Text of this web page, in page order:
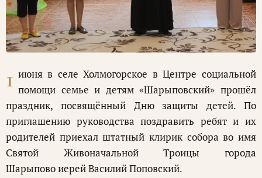
1 июня в селе Холмогорское в Центре социальной
помощи семье и детям «Шарыповский» прошёл
праздник, посвящённый Дню защиты детей. По
приглашению руководства поздравить ребят и их
родителей приехал штатный клирик собора во имя
Святой Живоначальной Троицы города
Шарыпово иерей Василий Поповский.